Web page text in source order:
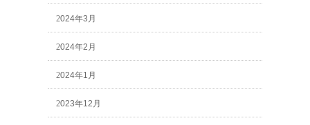
2024年3月
2024年2月
2024年1月
2023年12月